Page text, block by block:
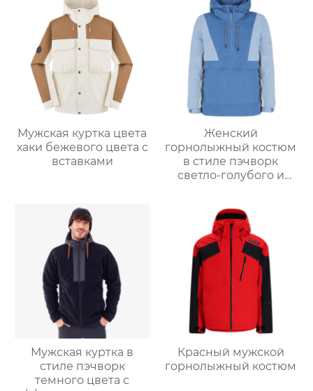
Мужская куртка цвета
хаки бежевого цвета с
вставками
Женский
горнолыжный костюм
в стиле пэчворк
светло-голубого и
Мужская куртка в
стиле пэчворк
темного цвета с
Красный мужской
горнолыжный костюм